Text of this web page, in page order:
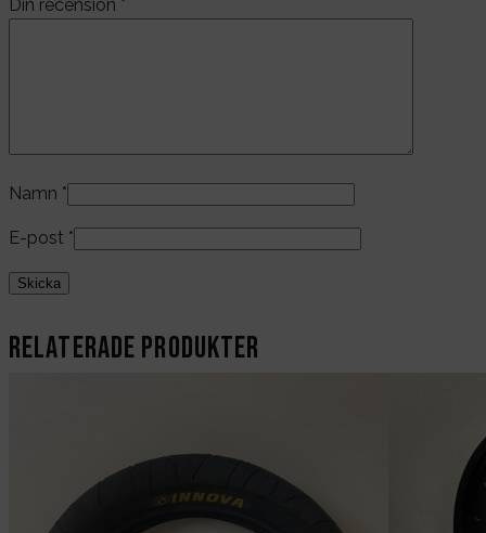
Din recension *
Namn *
E-post *
Relaterade produkter